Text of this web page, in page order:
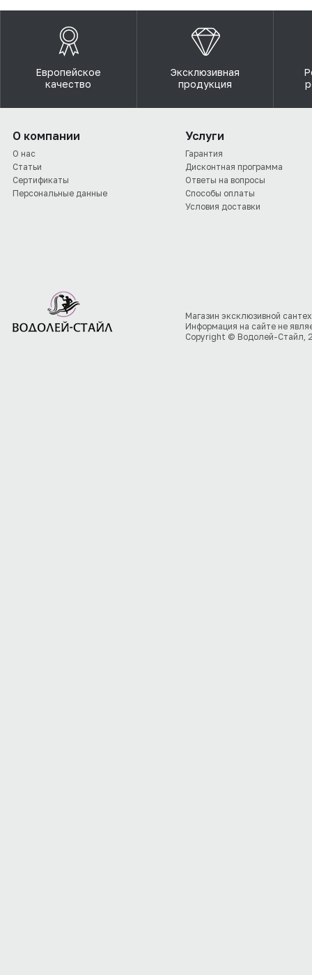
Европейское
качество
Эксклюзивная
продукция
О компании
О нас
Статьи
Сертификаты
Персональные данные
Услуги
Гарантия
Дисконтная программа
Ответы на вопросы
Способы оплаты
Условия доставки
Магазин эксклюзивной
Информация на сайте не
Copyright © Водолей-Стайл,